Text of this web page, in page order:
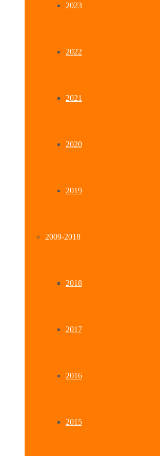
2023
2022
2021
2020
2019
2009-2018
2018
2017
2016
2015